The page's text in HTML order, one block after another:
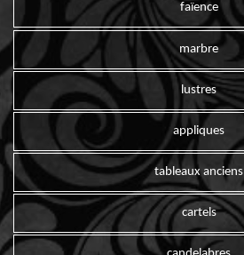
faïence
marbre
lustres
appliques
tableaux anciens
cartels